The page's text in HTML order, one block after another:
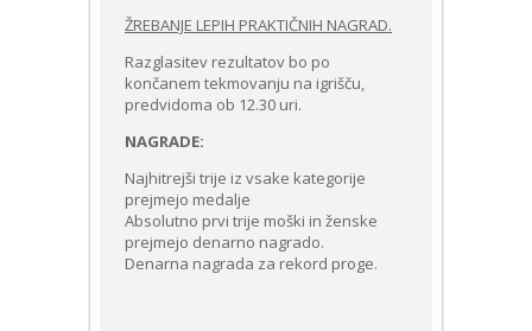
ŽREBANJE LEPIH PRAKTIČNIH NAGRAD.
Razglasitev rezultatov bo po
končanem tekmovanju na igrišču,
predvidoma ob 12.30 uri.
NAGRADE:
Najhitrejši trije iz vsake kategorije
prejmejo medalje
Absolutno prvi trije moški in ženske
prejmejo denarno nagrado.
Denarna nagrada za rekord proge.